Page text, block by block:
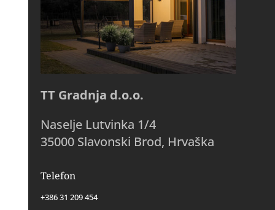
TT Gradnja d.o.o.
Naselje Lutvinka 1/4
35000 Slavonski Brod, Hrvaška
Telefon
+386 31 209 454